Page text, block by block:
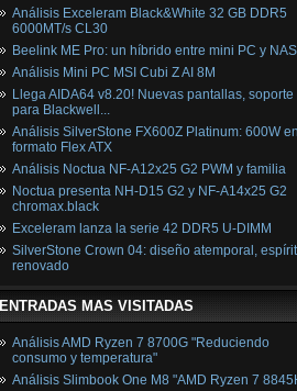
Análisis Exceleram Black&White 32 GB DDR5
6000MT/s CL30
Beelink ME Pro: un híbrido entre mini PC y NAS
Análisis Mini PC MSI Cubi Z AI 8M
Llega AIDA64 v8.20! Nuevas pantallas, soporte
para Blackwell...
Análisis SilverStone FX600Z Platinum: 600W
formato Flex ATX
Análisis Noctua NF-A12x25 G2 PWM y familia
Noctua presenta NH-D15 G2 y NF-A14x25 G2
chromax.black
Exceleram lanza la serie 42 DDR5 U-DIMM
SilverStone Crown 04: diseño atemporal,
renovado
ENTRADAS MAS VISITADAS
Análisis AMD Ryzen 7 8700G "Reduciendo
consumo y temperatura"
Análisis Slimbook One M8 "AMD Ryzen 7